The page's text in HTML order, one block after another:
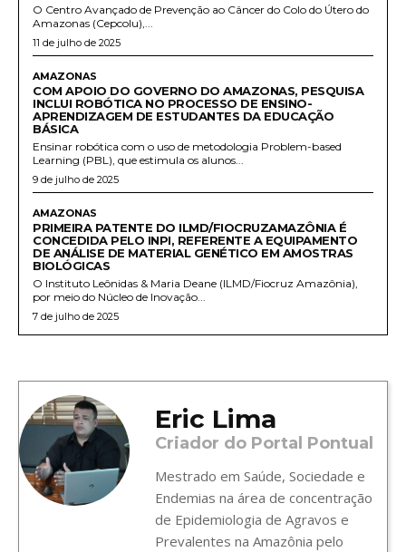
O Centro Avançado de Prevenção ao Câncer do Colo do Útero do
Amazonas (Cepcolu),...
11 de julho de 2025
AMAZONAS
COM APOIO DO GOVERNO DO AMAZONAS, PESQUISA
INCLUI ROBÓTICA NO PROCESSO DE ENSINO-
APRENDIZAGEM DE ESTUDANTES DA EDUCAÇÃO
BÁSICA
Ensinar robótica com o uso de metodologia Problem-based
Learning (PBL), que estimula os alunos...
9 de julho de 2025
AMAZONAS
PRIMEIRA PATENTE DO ILMD/FIOCRUZAMAZÔNIA É
CONCEDIDA PELO INPI, REFERENTE A EQUIPAMENTO
DE ANÁLISE DE MATERIAL GENÉTICO EM AMOSTRAS
BIOLÓGICAS
O Instituto Leônidas & Maria Deane (ILMD/Fiocruz Amazônia),
por meio do Núcleo de Inovação...
7 de julho de 2025
Eric Lima
Criador do Portal Pontual
Mestrado em Saúde, Sociedade e
Endemias na área de concentração
de Epidemiologia de Agravos e
Prevalentes na Amazônia pelo